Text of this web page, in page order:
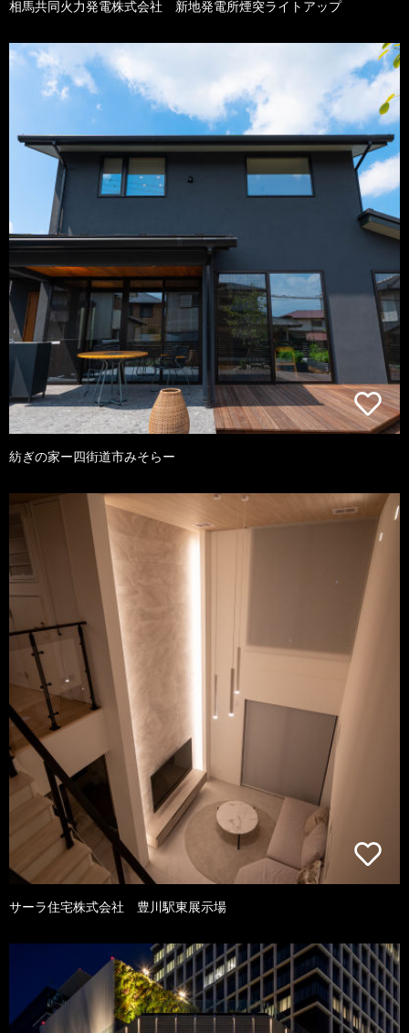
相馬共同火力発電株式会社 新地発電所煙突ライトアップ
紡ぎの家ー四街道市みそらー
サーラ住宅株式会社 豊川駅東展示場